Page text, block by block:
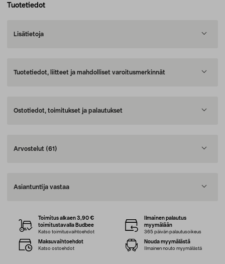
Tuotetiedot
Lisätietoja
Tuotetiedot, liitteet ja mahdolliset varoitusmerkinnät
Ostotiedot, toimitukset ja palautukset
Arvostelut (61)
Asiantuntija vastaa
Toimitus alkaen 3,90 €
toimitustavalla Budbee
Katso toimitusvaihtoehdot
Ilmainen palautus
myymälään
365 päivän palautusoikeus
Maksuvaihtoehdot
Katso ostoehdot
Nouda myymälästä
Ilmainen nouto myymälästä